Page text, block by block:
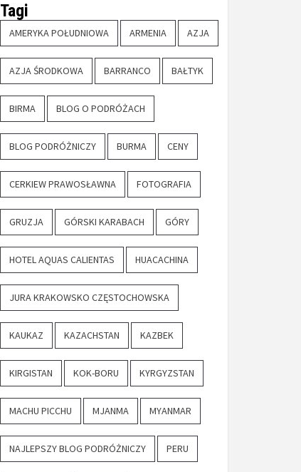
Tagi
AMERYKA POŁUDNIOWA ARMENIA AZJA
AZJA ŚRODKOWA BARRANCO BAŁTYK
BIRMA BLOG O PODRÓŻACH
BLOG PODRÓŻNICZY BURMA CENY
CERKIEW PRAWOSŁAWNA FOTOGRAFIA
GRUZJA GÓRSKI KARABACH GÓRY
HOTEL AQUAS CALIENTAS HUACACHINA
JURA KRAKOWSKO CZĘSTOCHOWSKA
KAUKAZ KAZACHSTAN KAZBEK
KIRGISTAN KOK-BORU KYRGYZSTAN
MACHU PICCHU MJANMA MYANMAR
NAJLEPSZY BLOG PODRÓŻNICZY PERU